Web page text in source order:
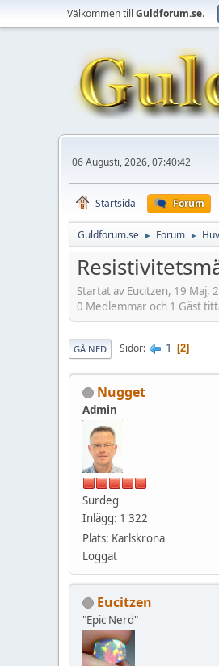
Välkommen till Guldforum.se.
06 Augusti, 2026, 07:40:42
Startsida Forum
Guldforum.se ► Forum ►
Startat av Eucitzen, 19 Maj,
0 Medlemmar och 1 Gäst
GÅ NED Sidor 1 2
Nugget
Admin
Surdeg
Inlägg: 1 322
Plats: Karlskrona
Loggat
Eucitzen
"Epic Nerd"